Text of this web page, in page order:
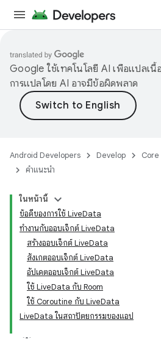
Google ใช้เทคโนโลยี AI เพื่อแปลเ
การแปลโดย AI อาจมีข้อผิดพลาด
Android Developers Develop
คำแนะนำ
ในหน้านี้
ข้อดีของการใช้ LiveData
ทำงานกับออบเจ็กต์ LiveData
สร้างออบเจ็กต์ LiveData
สังเกตออบเจ็กต์ LiveData
อัปเดตออบเจ็กต์ LiveData
ใช้ LiveData กับ Room
ใช้ Coroutine กับ LiveData
LiveData ในสถาปัตยกรรมของแอป